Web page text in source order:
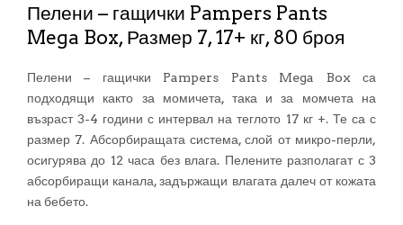
Пелени – гащички Pampers Pants
Mega Box, Размер 7, 17+ кг, 80 броя
Пелени – гащички Pampers Pants Mega Box са
подходящи както за момичета, така и за момчета на
възраст 3-4 години с интервал на теглото 17 кг +. Те са с
размер 7. Абсорбиращата система, слой от микро-перли,
осигурява до 12 часа без влага. Пелените разполагат с 3
абсорбиращи канала, задържащи влагата далеч от кожата
на бебето.